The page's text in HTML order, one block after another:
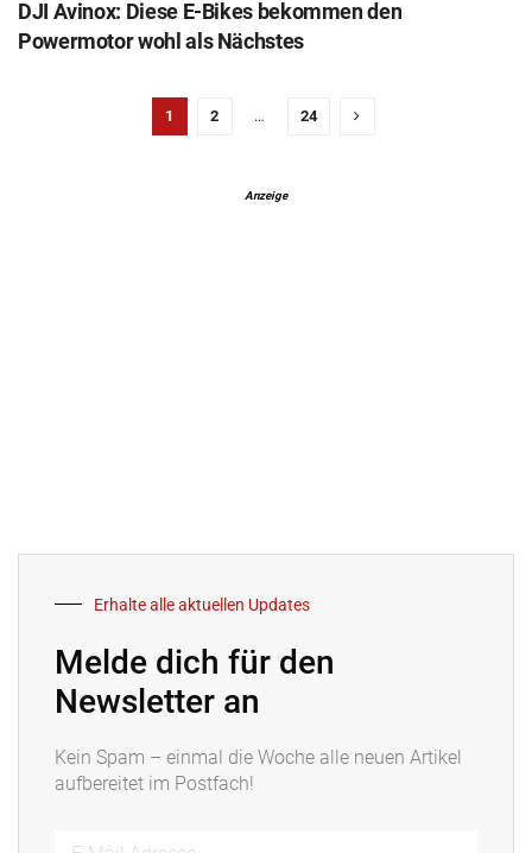
DJI Avinox: Diese E-Bikes bekommen den
Powermotor wohl als Nächstes
1 2 … 24
Anzeige
Erhalte alle aktuellen Updates
Melde dich für den
Newsletter an
Kein Spam – einmal die Woche alle neuen Artikel
aufbereitet im Postfach!